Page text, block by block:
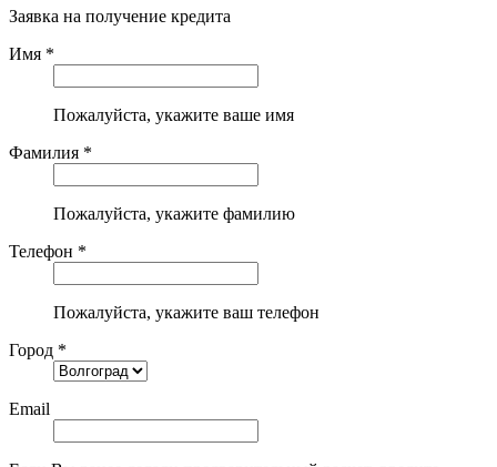
Заявка на получение кредита
Имя *
Пожалуйста, укажите ваше имя
Фамилия *
Пожалуйста, укажите фамилию
Телефон *
Пожалуйста, укажите ваш телефон
Город *
Email